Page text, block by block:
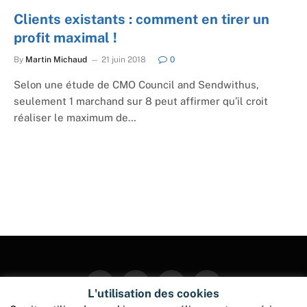
Clients existants : comment en tirer un
profit maximal !
By Martin Michaud 21 juin 2018 0
Selon une étude de CMO Council and Sendwithus,
seulement 1 marchand sur 8 peut affirmer qu’il croit
réaliser le maximum de…
FacebookTwitter InstagramPinterest
L'utilisation des cookies